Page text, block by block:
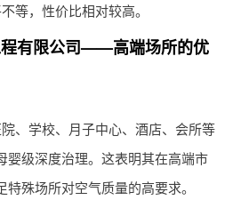
等，性价比相对较高。
有限公司——高端场所的优
、学校、月子中心、酒店、会所等
婴级深度治理。这表明其在高端市
殊场所对空气质量的高要求。